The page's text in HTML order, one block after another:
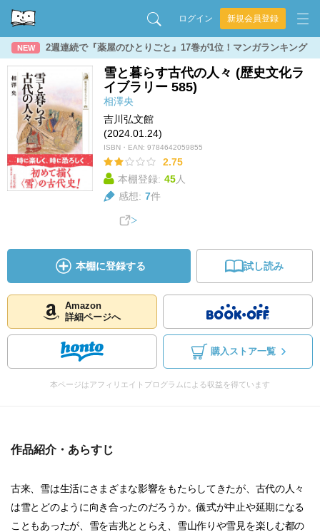
ログイン 新規会員登録
NEW 2週連続で『薬屋のひとりごと』17巻が1位！マンガランキング
雪と暮らす古代の人々 (歴史文化ラ
イブラリー 585)
相澤央
吉川弘文館
(2024.01.24)
ISBN・EAN: 9784642059855
2.75
本棚登録: 45人
感想: 7件
本棚に登録する 試し読み
Amazon
詳細ページへ
購入ストア一覧
本ページはアフィリエイトプログラムによる収益を得ています
作品紹介・あらすじ
古来、雪は生活にさまざまな影響をもたらしてきたが、古代の人々
は雪とどのように向き合ったのだろうか。儀式が中止や延期になる
こともあったが、雪を吉兆ととらえ、雪山作りや雪見を楽しむ都の